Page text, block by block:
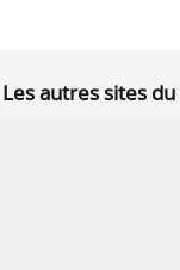
Les autres sites